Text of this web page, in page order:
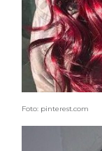
Foto: pinterest.com